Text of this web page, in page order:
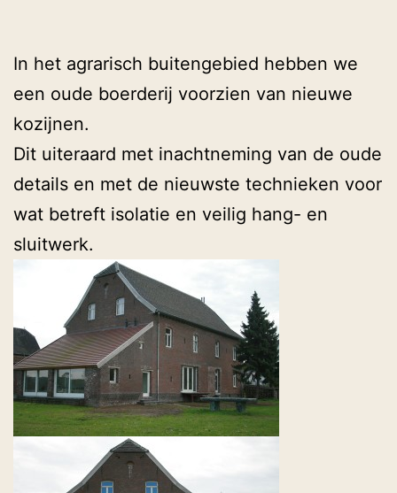
In het agrarisch buitengebied hebben we
een oude boerderij voorzien van nieuwe
kozijnen.
Dit uiteraard met inachtneming van de oude
details en met de nieuwste technieken voor
wat betreft isolatie en veilig hang- en
sluitwerk.